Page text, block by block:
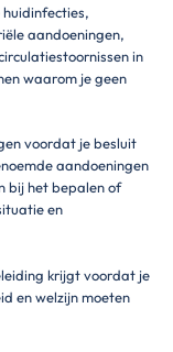
aandoeningen,
in
waarom je geen
voordat je besluit
aandoeningen
bij het bepalen of
en
krijgt voordat je
en welzijn moeten